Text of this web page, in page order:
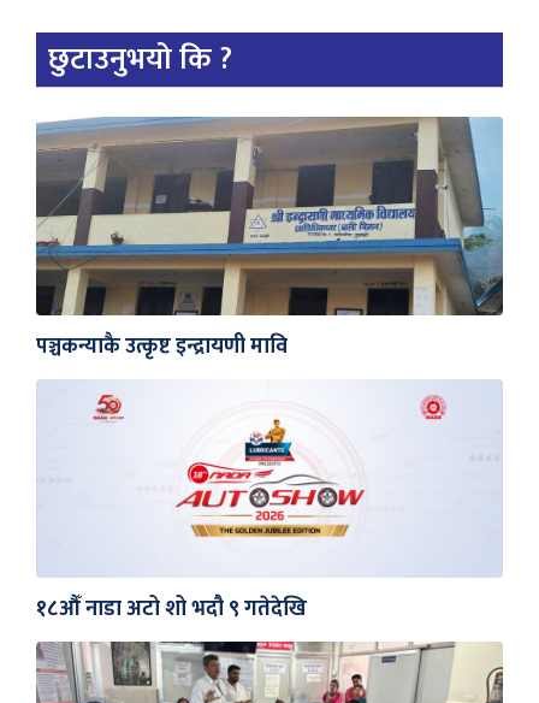
छुटाउनुभयो कि ?
पञ्चकन्याकै उत्कृष्ट इन्द्रायणी मावि
१८औँ नाडा अटो शो भदौ ९ गतेदेखि